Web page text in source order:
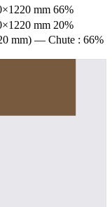
mm 66%
mm 20%
mm) — Chute : 66%